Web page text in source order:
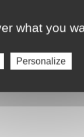
what you
Personalize